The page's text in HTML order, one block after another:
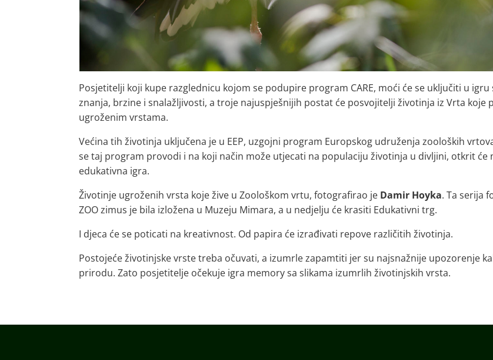
Posjetitelji koji kupe razglednicu kojom se podupire program CARE, moći će se uključiti u
znanja, brzine i snalažljivosti, a troje najuspješnijih postat će posvojitelji životinja iz Vrta koje
ugroženim vrstama.
Većina tih životinja uključena je u EEP, uzgojni program Europskog udruženja zooloških
se taj program provodi i na koji način može utjecati na populaciju životinja u divljini, otkrit će
edukativna igra.
Životinje ugroženih vrsta koje žive u Zoološkom vrtu, fotografirao je Damir Hoyka. Ta serija
ZOO zimus je bila izložena u Muzeju Mimara, a u nedjelju će krasiti Edukativni trg.
I djeca će se poticati na kreativnost. Od papira će izrađivati repove različitih životinja.
Postojeće životinjske vrste treba očuvati, a izumrle zapamtiti jer su najsnažnije upozorenje
prirodu. Zato posjetitelje očekuje igra memory sa slikama izumrlih životinjskih vrsta.